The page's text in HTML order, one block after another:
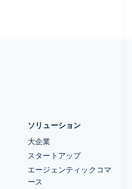
ソリューション
大企業
スタートアップ
エージェンティックコマ
ース